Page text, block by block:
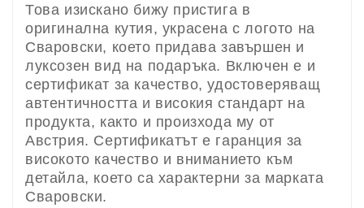
Това изискано бижу пристига в
оригинална кутия, украсена с логото на
Сваровски, което придава завършен и
луксозен вид на подаръка. Включен е и
сертификат за качество, удостоверяващ
автентичността и високия стандарт на
продукта, както и произхода му от
Австрия. Сертификатът е гаранция за
високото качество и вниманието към
детайла, което са характерни за марката
Сваровски.